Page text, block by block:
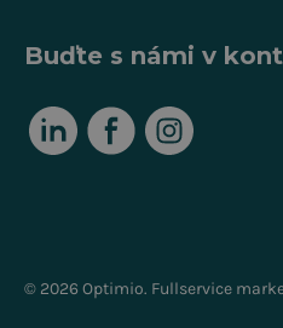
Buďte s námi v
© 2026 Optimio. Fullservice